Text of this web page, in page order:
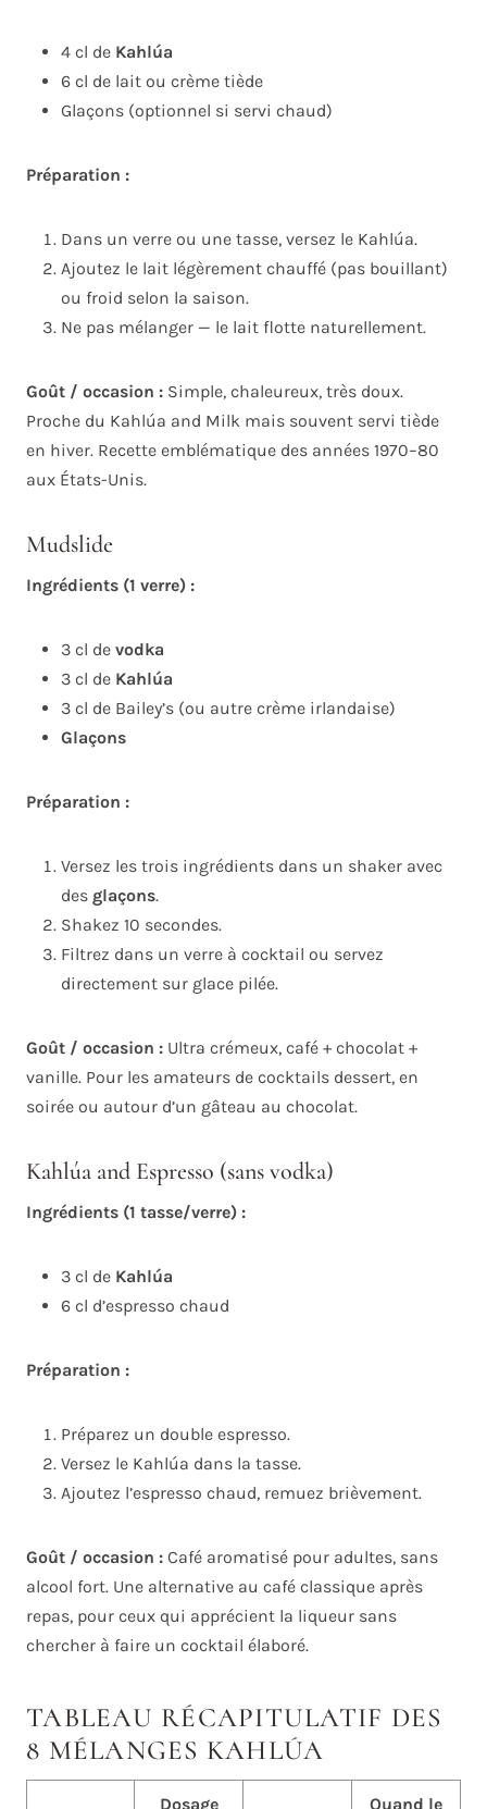
4 cl de Kahlúa
6 cl de lait ou crème tiède
Glaçons (optionnel si servi chaud)
Préparation :
Dans un verre ou une tasse, versez le Kahlúa.
Ajoutez le lait légèrement chauffé (pas bouillant)
ou froid selon la saison.
Ne pas mélanger — le lait flotte naturellement.
Goût / occasion : Simple, chaleureux, très doux.
Proche du Kahlúa and Milk mais souvent servi tiède
en hiver. Recette emblématique des années 1970–80
aux États-Unis.
Mudslide
Ingrédients (1 verre) :
3 cl de vodka
3 cl de Kahlúa
3 cl de Bailey’s (ou autre crème irlandaise)
Glaçons
Préparation :
Versez les trois ingrédients dans un shaker avec
des glaçons.
Shakez 10 secondes.
Filtrez dans un verre à cocktail ou servez
directement sur glace pilée.
Goût / occasion : Ultra crémeux, café + chocolat +
vanille. Pour les amateurs de cocktails dessert, en
soirée ou autour d’un gâteau au chocolat.
Kahlúa and Espresso (sans vodka)
Ingrédients (1 tasse/verre) :
3 cl de Kahlúa
6 cl d’espresso chaud
Préparation :
Préparez un double espresso.
Versez le Kahlúa dans la tasse.
Ajoutez l’espresso chaud, remuez brièvement.
Goût / occasion : Café aromatisé pour adultes, sans
alcool fort. Une alternative au café classique après
repas, pour ceux qui apprécient la liqueur sans
chercher à faire un cocktail élaboré.
TABLEAU RÉCAPITULATIF DES
8 MÉLANGES KAHLÚA
Dosage Quand le